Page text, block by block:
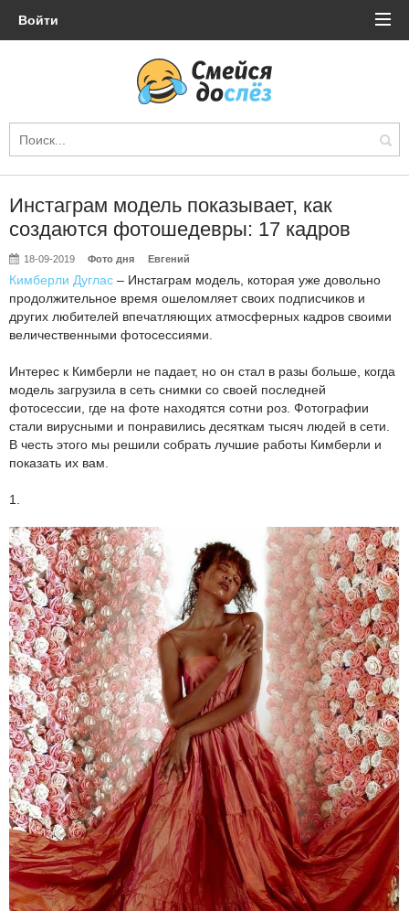
Войти
Инстаграм модель показывает, как
создаются фотошедевры: 17 кадров
18-09-2019 Фото дня Евгений
Кимберли Дуглас – Инстаграм модель, которая уже довольно
продолжительное время ошеломляет своих подписчиков и
других любителей впечатляющих атмосферных кадров своими
величественными фотосессиями.
Интерес к Кимберли не падает, но он стал в разы больше, когда
модель загрузила в сеть снимки со своей последней
фотосессии, где на фоте находятся сотни роз. Фотографии
стали вирусными и понравились десяткам тысяч людей в сети.
В честь этого мы решили собрать лучшие работы Кимберли и
показать их вам.
1.